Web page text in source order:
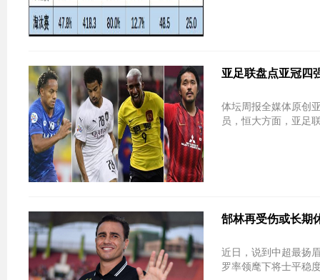
亚足联盘点亚冠四
体坛周报全媒体原创
员，恒大方面，亚足
郜林再受伤或长期
近日，说到中超最扬
罗率领麾下将士平稳